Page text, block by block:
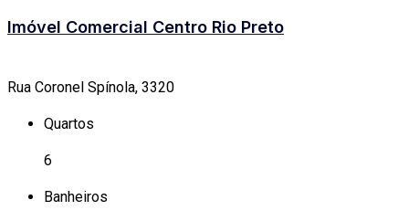
Imóvel Comercial Centro Rio Preto
Rua Coronel Spínola, 3320
Quartos
6
Banheiros